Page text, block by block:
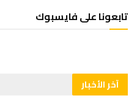
تابعونا على فايسبوك
آخر الأخبار